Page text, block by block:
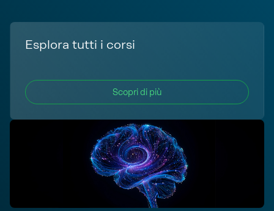
Esplora tutti i corsi
Scopri di più